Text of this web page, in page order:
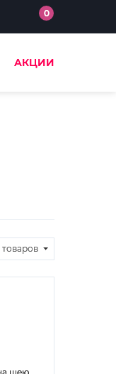
0
АКЦИИ
товаров